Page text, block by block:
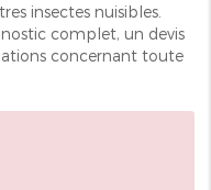
insectes nuisibles.
complet, un devis
concernant toute